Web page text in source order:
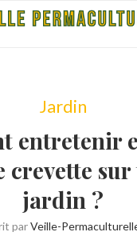
Jardin
entretenir
crevette
jardin ?
parVeille-